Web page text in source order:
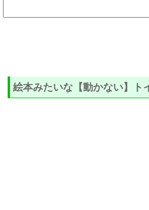
絵本みたいな【動かない】ト